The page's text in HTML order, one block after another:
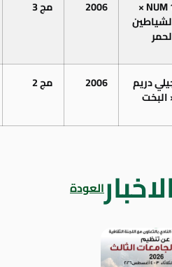
NUM
×
2006 مج3
دريم
البخت
2006 مج 2
العودة